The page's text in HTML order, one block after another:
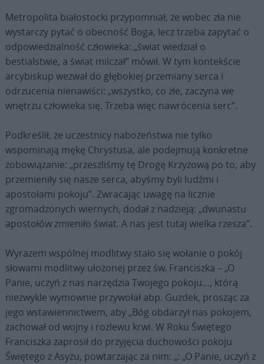
Metropolita białostocki przypomniał, że wobec zła nie
wystarczy pytać o obecność Boga, lecz trzeba zapytać o
odpowiedzialność człowieka: „świat wiedział o
bestialstwie, a świat milczał” mówił. W tym kontekście
arcybiskup wezwał do głębokiej przemiany serca i
odrzucenia nienawiści: „wszystko, co złe, zaczyna we
wnętrzu człowieka się. Trzeba więc nawrócenia serc”.
Podkreślił, że uczestnicy nabożeństwa nie tylko
wspominają mękę Chrystusa, ale podejmują konkretne
zobowiązanie: „przeszliśmy tę Drogę Krzyżową po to, aby
przemieniły się nasze serca, abyśmy byli ludźmi i
apostołami pokoju”. Zwracając uwagę na licznie
zgromadzonych wiernych, dodał z nadzieją: „dwunastu
apostołów zmieniło świat. A nas jest tutaj wielka rzesza”.
Wyrazem wspólnej modlitwy stało się wołanie o pokój
słowami modlitwy ułożonej przez św. Franciszka – „O
Panie, uczyń z nas narzędzia Twojego pokoju…, którą
niezwykle wymownie przywołał abp. Guzdek, prosząc za
jego wstawiennictwem, aby „Bóg obdarzył nas pokojem,
zachował od wojny i rozlewu krwi. W Roku Świętego
Franciszka zaprosił do przyjęcia duchowości pokoju
Świętego z Asyżu, powtarzając za nim: „: „O Panie, uczyń z